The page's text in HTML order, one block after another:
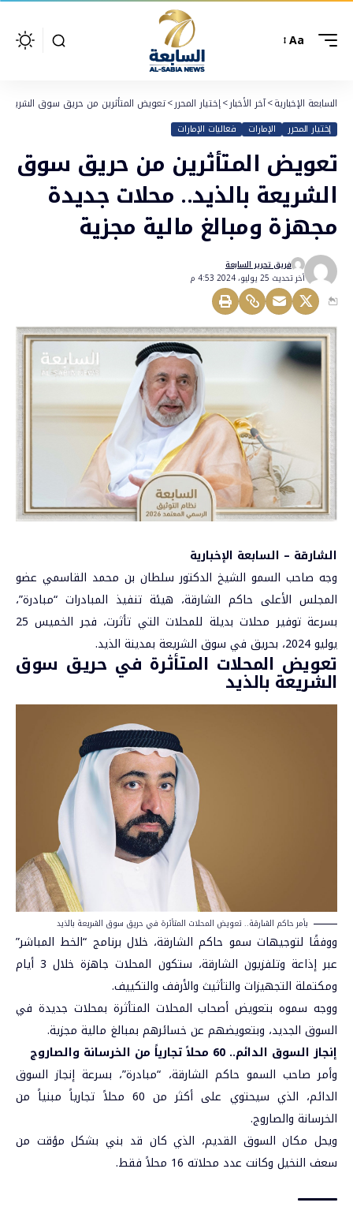
Aa
السابعة الإخبارية>آخر الأخبار>إختيار المحرر>تعويض المتأثرين من حريق سوق الشريعة
إختيار المحرر الإمارات فعاليات الإمارات
تعويض المتأثرين من حريق سوق
الشريعة بالذيد.. محلات جديدة
مجهزة ومبالغ مالية مجزية
أخر تحديث 25 يوليو، 2024 4:53 م
فريق تحرير السابعة
الشارقة – السابعة الإخبارية
وجه صاحب السمو الشيخ الدكتور سلطان بن محمد القاسمي عضو
المجلس الأعلى حاكم الشارقة، هيئة تنفيذ المبادرات “مبادرة”،
بسرعة توفير محلات بديلة للمحلات التي تأثرت، فجر الخميس 25
يوليو 2024، بحريق في سوق الشريعة بمدينة الذيد.
تعويض المحلات المتأثرة في حريق سوق
الشريعة بالذيد
بأمر حاكم الشارقة.. تعويض المحلات المتأثرة في حريق سوق الشريعة بالذيد
ووفقًا لتوجيهات سمو حاكم الشارقة، خلال برنامج “الخط المباشر”
عبر إذاعة وتلفزيون الشارقة، ستكون المحلات جاهزة خلال 3 أيام
ومكتملة التجهيزات والتأثيث والأرفف والتكييف.
ووجه سموه بتعويض أصحاب المحلات المتأثرة بمحلات جديدة في
السوق الجديد، وبتعويضهم عن خسائرهم بمبالغ مالية مجزية.
إنجاز السوق الدائم.. 60 محلاً تجارياً من الخرسانة والصاروج
وأمر صاحب السمو حاكم الشارقة، “مبادرة”، بسرعة إنجاز السوق
الدائم، الذي سيحتوي على أكثر من 60 محلاً تجارياً مبنياً من
الخرسانة والصاروج.
ويحل مكان السوق القديم، الذي كان قد بني بشكل مؤقت من
سعف النخيل وكانت عدد محلاته 16 محلاً فقط.